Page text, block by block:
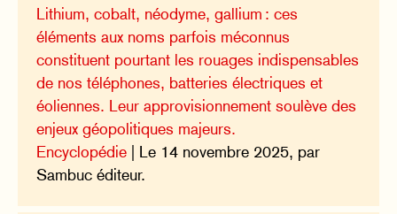
Lithium, cobalt, néodyme, gallium : ces
éléments aux noms parfois méconnus
constituent pourtant les rouages indispensables
de nos téléphones, batteries électriques et
éoliennes. Leur approvisionnement soulève des
enjeux géopolitiques majeurs.
Encyclopédie | Le 14 novembre 2025, par
Sambuc éditeur.